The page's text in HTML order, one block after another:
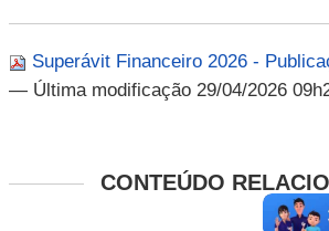
Superávit Financeiro 2026 -
— Última modificação 29/04/2026
CONTEÚDO